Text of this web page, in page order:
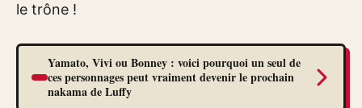
le trône !
Yamato, Vivi ou Bonney : voici pourquoi un seul de
ces personnages peut vraiment devenir le prochain
nakama de Luffy